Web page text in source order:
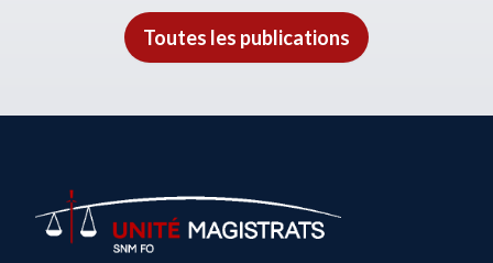
Toutes les publications